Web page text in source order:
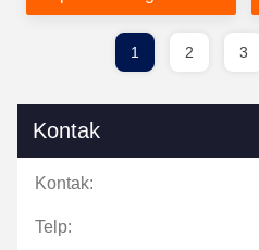
1 2 3
Kontak
Kontak:
Telp: